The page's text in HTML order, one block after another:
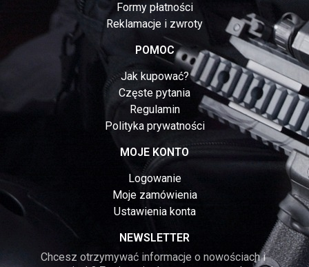
Formy płatności
Reklamacje i zwroty
POMOC
Jak kupować?
Częste pytania
Regulamin
Polityka prywatności
MOJE KONTO
Logowanie
Moje zamówienia
Ustawienia konta
NEWSLETTER
Chcesz otrzymywać informacje o nowościach i